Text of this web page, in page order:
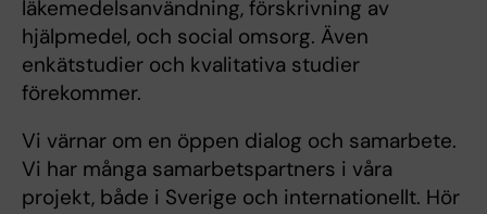
läkemedelsanvändning, förskrivning av
hjälpmedel, och social omsorg. Även
enkätstudier och kvalitativa studier
förekommer.
Vi värnar om en öppen dialog och samarbete.
Vi har många samarbetspartners i våra
projekt, både i Sverige och internationellt. Hör